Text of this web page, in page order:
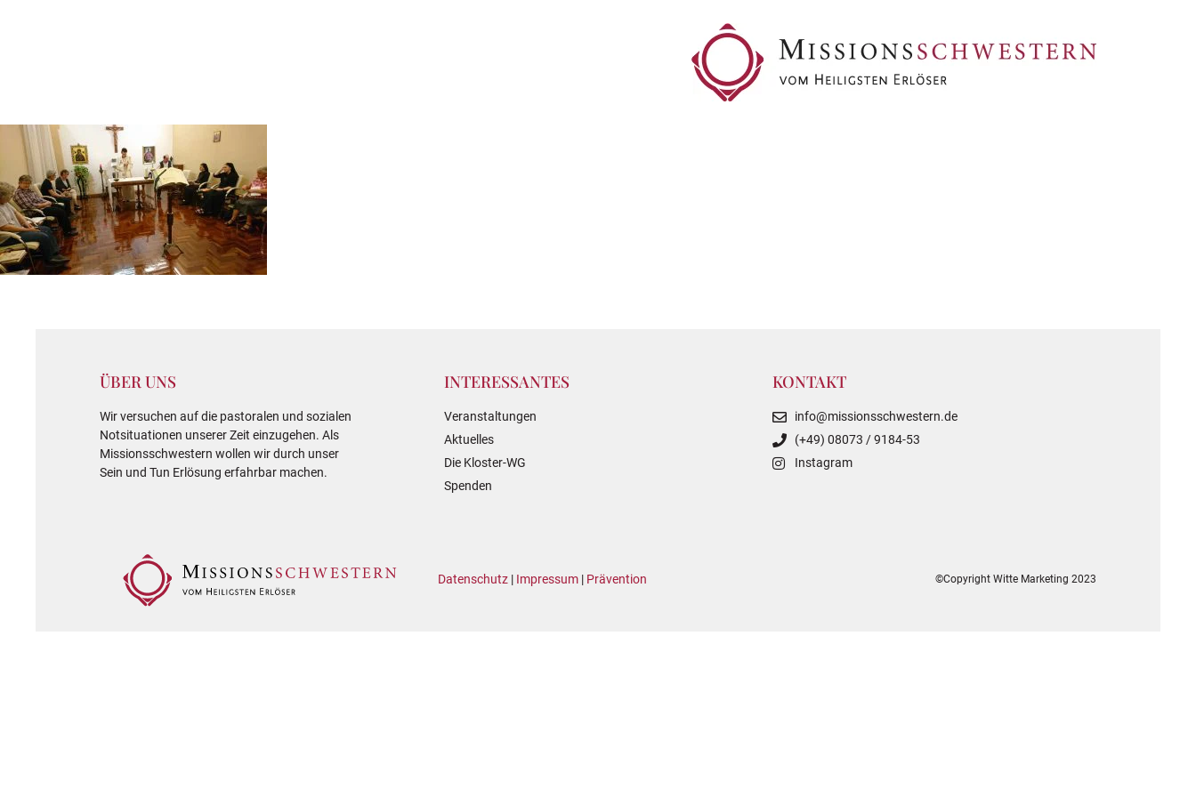
ÜBER UNS
Wir versuchen auf die pastoralen und sozialen
Notsituationen unserer Zeit einzugehen. Als
Missionsschwestern wollen wir durch unser
Sein und Tun Erlösung erfahrbar machen.
INTERESSANTES
Veranstaltungen
Aktuelles
Die Kloster-WG
Spenden
KONTAKT
info@missionsschwestern.de
(+49) 08073 / 9184-53
Instagram
Datenschutz| Impressum| Prävention ©Copyright Witte Marketing 2023